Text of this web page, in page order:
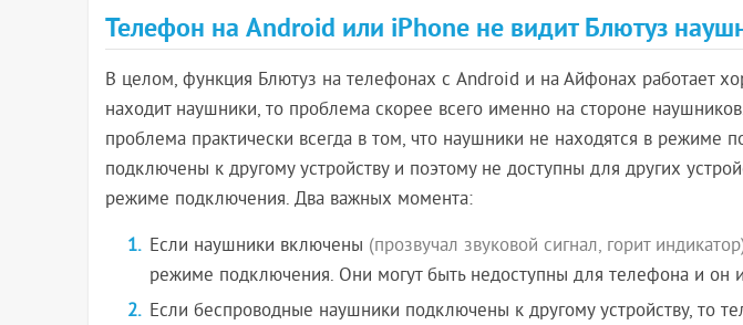
Телефон на Android или iPhone не видит Блютуз
В целом, функция Блютуз на телефонах с Android и на Айфонах работает
находит наушники, то проблема скорее всего именно на стороне
проблема практически всегда в том, что наушники не находятся в режиме
подключены к другому устройству и поэтому не доступны для других
режиме подключения. Два важных момента:
Если наушники включены (прозвучал звуковой сигнал, горит
режиме подключения. Они могут быть недоступны для телефона и он
Если беспроводные наушники подключены к другому устройству, то